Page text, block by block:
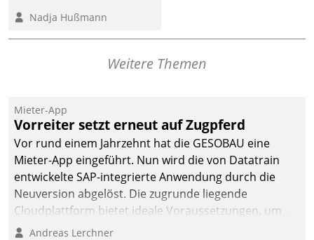
digitalen Cockpit, das
situationsbezogen
passende Fragen und
Dialogführung ermöglicht
dem externen
Serviceteam, Anrufe von
Mietenden zügiger und
effizienter zu bearbeiten.
Nadja Hußmann
Weitere Themen
Mieter-App
Vorreiter setzt erneut auf Zugpferd
Vor rund einem Jahrzehnt hat die GESOBAU eine
Mieter-App eingeführt. Nun wird die von Datatrain
entwickelte SAP-integrierte Anwendung durch die
Neuversion abgelöst. Die zugrunde liegende
Cloudplattform bietet ideale Voraussetzungen, um
die Funktionalität der App zu erweitern und weitere
Andreas Lerchner